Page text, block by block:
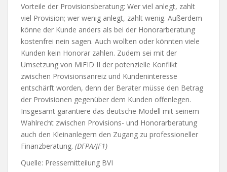
Vorteile der Provisionsberatung: Wer viel anlegt, zahlt
viel Provision; wer wenig anlegt, zahlt wenig. Außerdem
könne der Kunde anders als bei der Honorarberatung
kostenfrei nein sagen. Auch wollten oder könnten viele
Kunden kein Honorar zahlen. Zudem sei mit der
Umsetzung von MiFID II der potenzielle Konflikt
zwischen Provisionsanreiz und Kundeninteresse
entschärft worden, denn der Berater müsse den Betrag
der Provisionen gegenüber dem Kunden offenlegen.
Insgesamt garantiere das deutsche Modell mit seinem
Wahlrecht zwischen Provisions- und Honorarberatung
auch den Kleinanlegern den Zugang zu professioneller
Finanzberatung. (DFPA/JF1)
Quelle: Pressemitteilung BVI